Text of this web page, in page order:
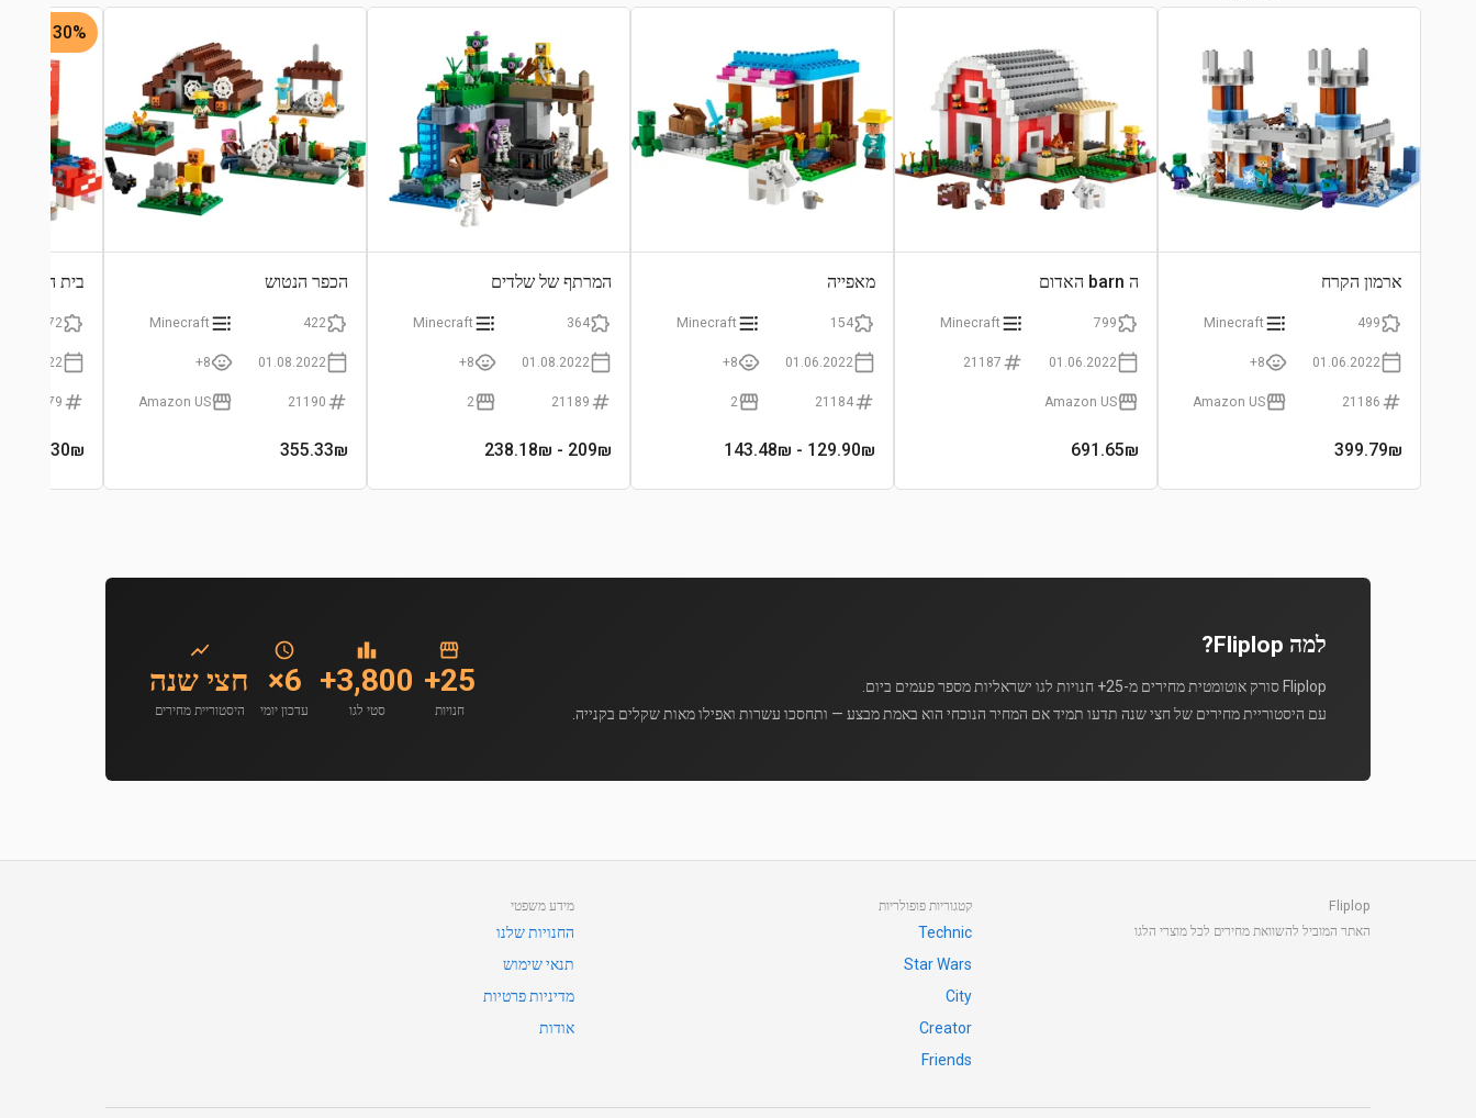
ארמון הקרח
499
Minecraft
01.06.2022
8+
21186
Amazon US
399.79₪
ה barn האדום
799
Minecraft
01.06.2022
21187
Amazon US
691.65₪
מאפייה
154
Minecraft
01.06.2022
8+
21184
2
129.90₪
- 143.48₪
המרתף של שלדים
364
Minecraft
01.08.2022
8+
21189
2
209₪
- 238.18₪
הכפר הנטוש
422
Minecraft
01.08.2022
8+
21190
Amazon US
355.33₪
30% -
בית
272
21179
130₪
למה Fliplop?
Fliplop סורק אוטומטית מחירים מ-25+ חנויות לגו ישראליות מספר פעמים ביום.
עם היסטוריית מחירים של חצי שנה תדעו תמיד אם המחיר הנוכחי הוא באמת מבצע — ותחסכו עשרות ואפילו מאות שקלים בקנייה.
25+
חנויות
3,800+
סטי לגו
6×
עדכון יומי
חצי שנה
היסטוריית מחירים
Fliplop
האתר המוביל להשוואת מחירים לכל מוצרי הלגו
קטגוריות פופולריות
Technic
Star Wars
City
Creator
Friends
מידע משפטי
החנויות שלנו
תנאי שימוש
מדיניות פרטיות
אודות